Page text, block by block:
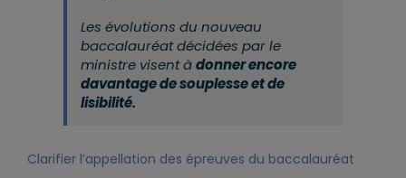
Les évolutions du nouveau
baccalauréat décidées par le
ministre visent àdonner encore
davantage de souplesse et de
lisibilité.
Clarifier l’appellation des épreuves du baccalauréat